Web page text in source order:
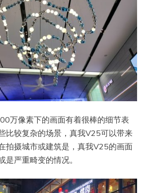
万像素下的画面有着很棒的细节表
比较复杂的场景，真我V25可以带来
拍摄城市或建筑是，真我V25的画面
是严重畸变的情况。